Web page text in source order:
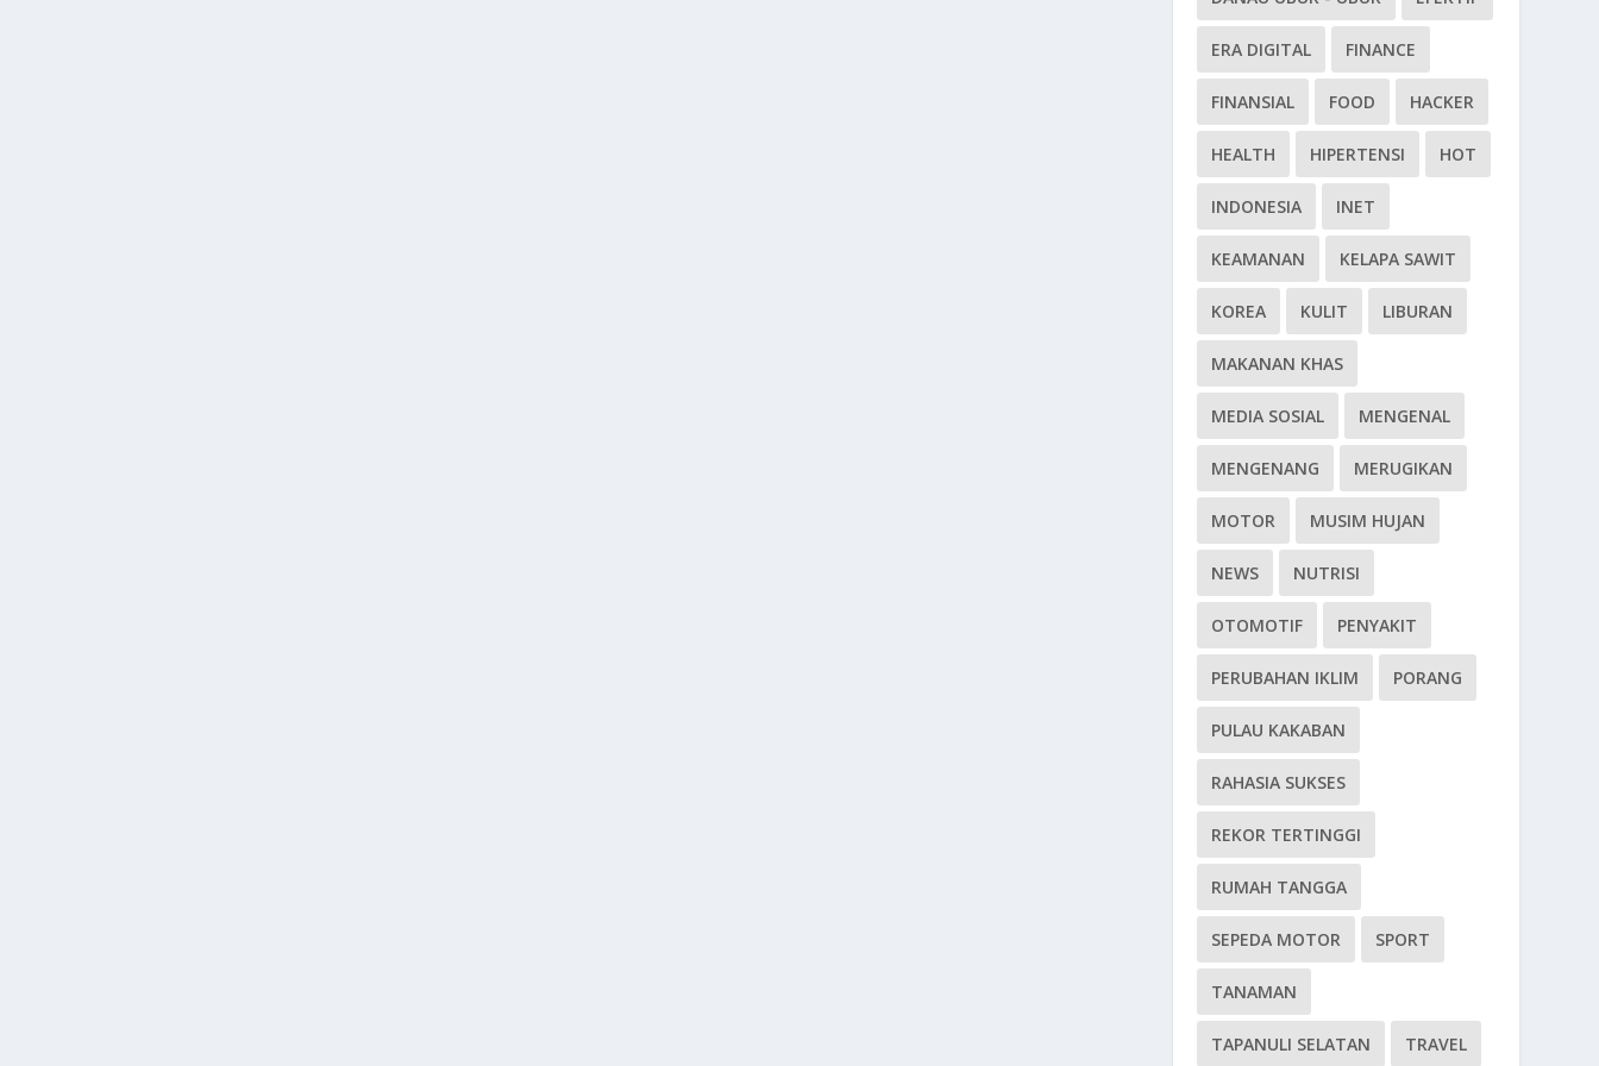
ERA DIGITAL FINANCE
FINANSIAL FOOD HACKER
HEALTH HIPERTENSI HOT
INDONESIA INET
KEAMANAN KELAPA SAWIT
KOREA KULIT LIBURAN
MAKANAN KHAS
MEDIA SOSIAL MENGENAL
MENGENANG MERUGIKAN
MOTOR MUSIM HUJAN
NEWS NUTRISI
OTOMOTIF PENYAKIT
PERUBAHAN IKLIM PORANG
PULAU KAKABAN
RAHASIA SUKSES
REKOR TERTINGGI
RUMAH TANGGA
SEPEDA MOTOR SPORT
TANAMAN
TAPANULI SELATAN TRAVEL